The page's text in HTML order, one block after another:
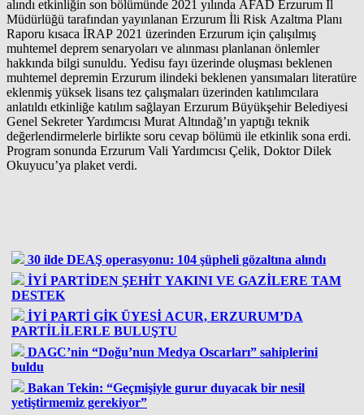
alındı etkinliğin son bölümünde 2021 yılında AFAD Erzurum İl
Müdürlüğü tarafından yayınlanan Erzurum İli Risk Azaltma Planı
Raporu kısaca İRAP 2021 üzerinden Erzurum için çalışılmış
muhtemel deprem senaryoları ve alınması planlanan önlemler
hakkında bilgi sunuldu. Yedisu fayı üzerinde oluşması beklenen
muhtemel depremin Erzurum ilindeki beklenen yansımaları literatüre
eklenmiş yüksek lisans tez çalışmaları üzerinden katılımcılara
anlatıldı etkinliğe katılım sağlayan Erzurum Büyükşehir Belediyesi
Genel Sekreter Yardımcısı Murat Altındağ’ın yaptığı teknik
değerlendirmelerle birlikte soru cevap bölümü ile etkinlik sona erdi.
Program sonunda Erzurum Vali Yardımcısı Çelik, Doktor Dilek
Okuyucu’ya plaket verdi.
30 ilde DEAŞ operasyonu: 104 şüpheli gözaltına alındı
İYİ PARTİDEN ŞEHİT YAKINI VE GAZİLERE TAM
DESTEK
İYİ PARTİ GİK ÜYESİ ACUR, ERZURUM’DA
PARTİLİLERLE BULUŞTU
DAGC’nin “Doğu’nun Medya Oscarları” sahiplerini
buldu
Bakan Tekin: “Geçmişiyle gurur duyacak bir nesil
yetiştirmemiz gerekiyor”